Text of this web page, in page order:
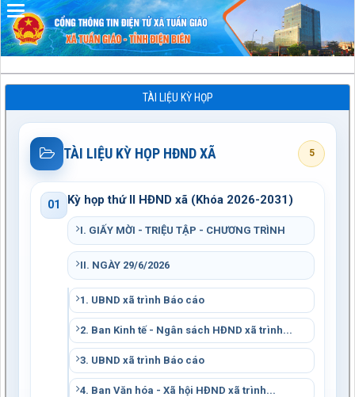
TÀI LIỆU KỲ HỌP
TÀI LIỆU KỲ HỌP HĐND XÃ 5
01 Kỳ họp thứ II HĐND xã (Khóa 2026-2031)
I. GIẤY MỜI - TRIỆU TẬP - CHƯƠNG TRÌNH
II. NGÀY 29/6/2026
1. UBND xã trình Báo cáo
2. Ban Kinh tế - Ngân sách HĐND xã trình...
3. UBND xã trình Báo cáo
4. Ban Văn hóa - Xã hội HĐND xã trình...
Đã kết nối EMC